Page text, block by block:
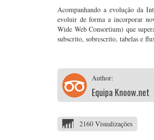
Acompanhando a evolução da
evoluir de forma a incorporar
Wide Web Consortium) que
subscrito, sobrescrito, tabelas e
Author:
Equipa Knoow.net
2160 Visualizações